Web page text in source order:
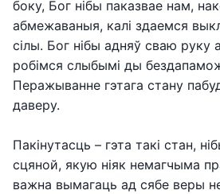
боку, Бог нібы паказвае нам,
абмежаваныя, калі здаемся
сілы. Бог нібы адняў сваю руку
робімся слыбымі ды
Перажыванне гэтага стану
даверу.
Пакінутасць – гэта такі стан,
сцяной, якую ніяк немагчыма
важна вымагаць ад сябе веры